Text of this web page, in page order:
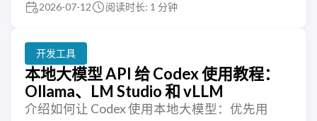
2026-07-12 阅读时长: 1 分钟
开发工具
本地大模型 API 给 Codex 使用教程：
Ollama、LM Studio 和 vLLM
介绍如何让 Codex 使用本地大模型：优先用